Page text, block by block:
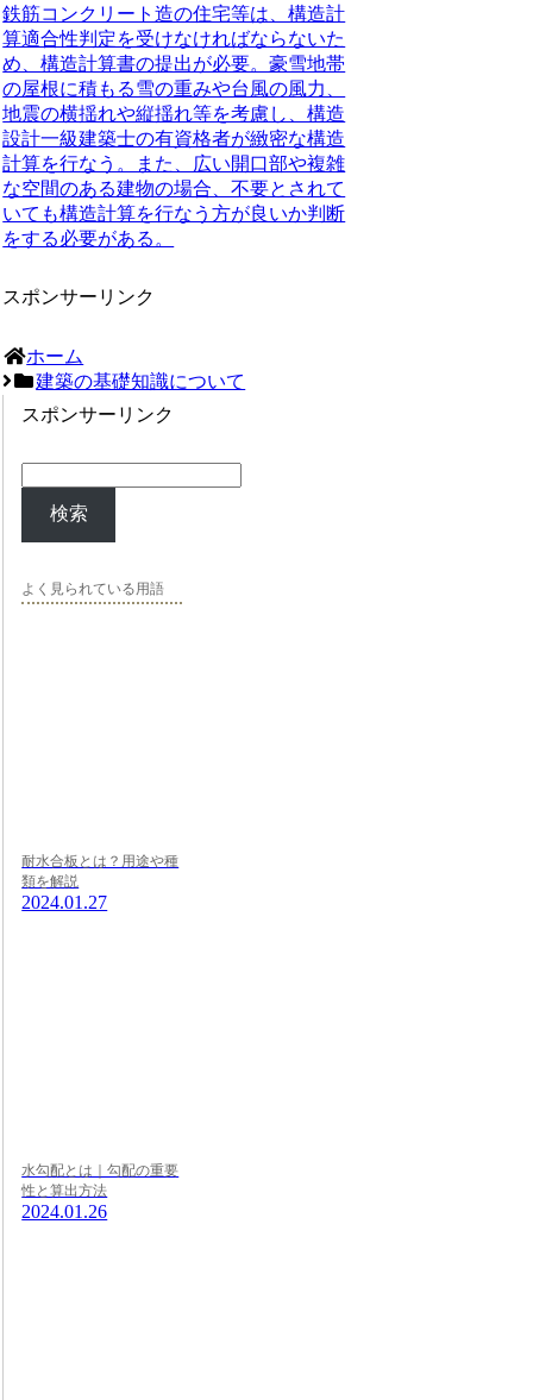
鉄筋コンクリート造の住宅等は、構造計
算適合性判定を受けなければならないた
め、構造計算書の提出が必要。豪雪地帯
の屋根に積もる雪の重みや台風の風力、
地震の横揺れや縦揺れ等を考慮し、構造
設計一級建築士の有資格者が緻密な構造
計算を行なう。また、広い開口部や複雑
な空間のある建物の場合、不要とされて
いても構造計算を行なう方が良いか判断
をする必要がある。
スポンサーリンク
ホーム
建築の基礎知識について
スポンサーリンク
検索
よく見られている用語
耐水合板とは？用途や種
類を解説
2024.01.27
水勾配とは｜勾配の重要
性と算出方法
2024.01.26